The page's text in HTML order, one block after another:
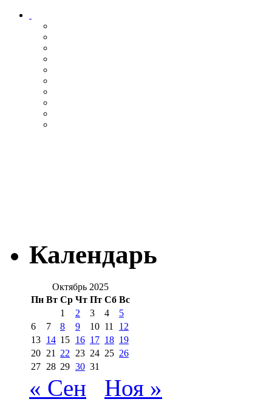
Календарь
Октябрь 2025
Пн Вт Ср Чт Пт Сб Вс
1
2 3 4
5
6
7 8 9 10 11
12
13 14 15 16 17 18 19
20 21 22 23 24 25 26
27 28 29 30 31
« Сен Ноя »